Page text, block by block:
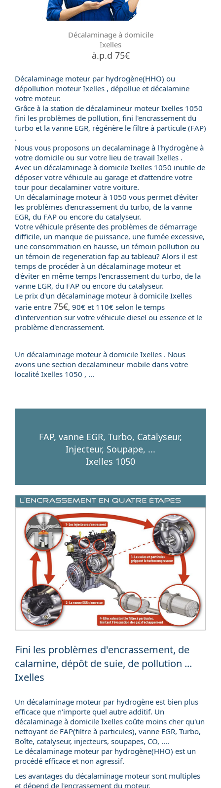
Décalaminage à domicile
Ixelles
à.p.d 75€
Décalaminage moteur par hydrogène(HHO) ou
dépollution moteur Ixelles , dépollue et décalamine
votre moteur.
Grâce à la station de décalamineur moteur Ixelles 1050
fini les problèmes de pollution, fini l'encrassement du
turbo et la vanne EGR, régénère le filtre à particule (FAP)
.
Nous vous proposons un decalaminage à l'hydrogène à
votre domicile ou sur votre lieu de travail Ixelles .
Avec un décalaminage à domicile Ixelles 1050 inutile de
déposer votre véhicule au garage et d’attendre votre
tour pour decalaminer votre voiture.
Un décalaminage moteur à 1050 vous permet d'éviter
les problèmes d'encrassement du turbo, de la vanne
EGR, du FAP ou encore du catalyseur.
Votre véhicule présente des problèmes de démarrage
difficile, un manque de puissance, une fumée excessive,
une consommation en hausse, un témoin pollution ou
un témoin de regeneration fap au tableau? Alors il est
temps de procéder à un décalaminage moteur et
d'éviter en même temps l'encrassement du turbo, de la
vanne EGR, du FAP ou encore du catalyseur.
Le prix d'un décalaminage moteur à domicile Ixelles
varie entre 75€, 90€ et 110€ selon le temps
d'intervention sur votre véhicule diesel ou essence et le
problème d'encrassement.
Un décalaminage moteur à domicile Ixelles . Nous
avons une section decalamineur mobile dans votre
localité Ixelles 1050 , ...
FAP, vanne EGR, Turbo, Catalyseur,
Injecteur, Soupape, ...
Ixelles 1050
Fini les problèmes d'encrassement, de
calamine, dépôt de suie, de pollution ...
Ixelles
Un décalaminage moteur par hydrogène est bien plus
efficace que n'importe quel autre additif. Un
décalaminage à domicile Ixelles coûte moins cher qu'un
nettoyant de FAP(filtre à particules), vanne EGR, Turbo,
Boîte, catalyseur, injecteurs, soupapes, CO, ....
Le décalaminage moteur par hydrogène(HHO) est un
procédé efficace et non agressif.
Les avantages du décalaminage moteur sont multiples
et dépend de l'encrassement du moteur.